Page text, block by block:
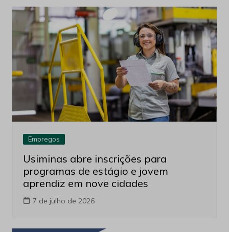
Empregos
Usiminas abre inscrições para
programas de estágio e jovem
aprendiz em nove cidades
7 de julho de 2026